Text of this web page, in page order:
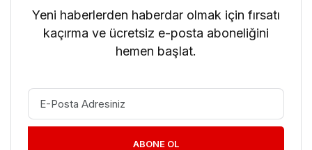
Yeni haberlerden haberdar olmak için fırsatı
kaçırma ve ücretsiz e-posta aboneliğini
hemen başlat.
ABONE OL